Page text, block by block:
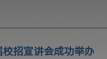
招宣讲会成功举办